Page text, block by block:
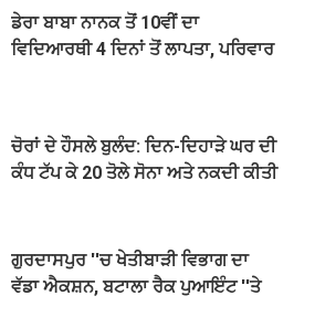
ਡੇਰਾ ਬਾਬਾ ਨਾਨਕ ਤੋਂ 10ਵੀਂ ਦਾ
ਵਿਦਿਆਰਥੀ 4 ਦਿਨਾਂ ਤੋਂ ਲਾਪਤਾ, ਪਰਿਵਾਰ
ਚੋਰਾਂ ਦੇ ਹੌਸਲੇ ਬੁਲੰਦ: ਦਿਨ-ਦਿਹਾੜੇ ਘਰ ਦੀ
ਕੰਧ ਟੱਪ ਕੇ 20 ਤੋਲੇ ਸੋਨਾ ਅਤੇ ਨਕਦੀ ਕੀਤੀ
ਗੁਰਦਾਸਪੁਰ ''ਚ ਖੇਤੀਬਾੜੀ ਵਿਭਾਗ ਦਾ
ਵੱਡਾ ਐਕਸ਼ਨ, ਬਟਾਲਾ ਰੈਕ ਪੁਆਇੰਟ ''ਤੇ